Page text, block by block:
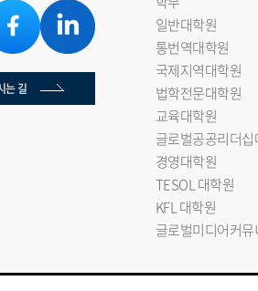
는 길
일반대학원
통번역대학원
국제지역대학원
법학전문대학원
교육대학원
글로벌공공리더십
경영대학원
TESOL 대학원
KFL 대학원
글로벌미디어커